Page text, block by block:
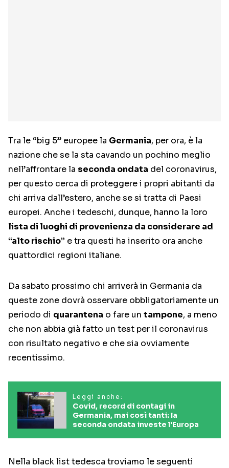
Tra le “big 5” europee la Germania, per ora, è la
nazione che se la sta cavando un pochino meglio
nell’affrontare la seconda ondata del coronavirus,
per questo cerca di proteggere i propri abitanti da
chi arriva dall’estero, anche se si tratta di Paesi
europei. Anche i tedeschi, dunque, hanno la loro
lista di luoghi di provenienza da considerare ad
“alto rischio” e tra questi ha inserito ora anche
quattordici regioni italiane.
Da sabato prossimo chi arriverà in Germania da
queste zone dovrà osservare obbligatoriamente un
periodo di quarantena o fare un tampone, a meno
che non abbia già fatto un test per il coronavirus
con risultato negativo e che sia ovviamente
recentissimo.
Leggi anche:
Covid, record di contagi in
Germania, mai così tanti: la
seconda ondata investe l'Europa
Nella black list tedesca troviamo le seguenti